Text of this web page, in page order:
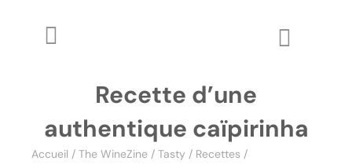
Toggle
The WineZine
Wine Review
Toggle
Recette d’une
authentique caïpirinha
Accueil / The WineZine/ Tasty / Recettes /